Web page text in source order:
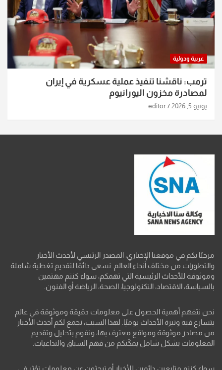
عربية ودولية
ترمب: ناقشنا تنفيذ عملية عسكرية في إيران
لمصادرة مخزون اليورانيوم
يونيو 5, 2026 editor
مرحبًا بكم في موقعنا الإخباري، المصدر الرئيسي لأحدث الأخبار
والتطورات من مختلف أنحاء العالم. نسعى دائمًا لتقديم تغطية شاملة
وموثوقة للأحداث الرئيسية التي تهمكم، سواء كنتم مهتمين
بالسياسة، الاقتصاد، التكنولوجيا، الصحة، الرياضة أو الفنون.
نحن نتفهم أهمية الحصول على معلومات دقيقة وموثوقة في عالم
يتسارع فيه وتيرة الأحداث يوميًا. لهذا السبب، نجمع لكم أحدث الأخبار
من مصادر موثوقة ومواقع معترف بها، ونقوم بتحليل وتقديم
المعلومات بشكل شامل يمكّنكم من فهم السياق والتداعيات.
سواء كنتم متابعين دائمين للأخبار أو تبحثون عن معلومات تؤثر في